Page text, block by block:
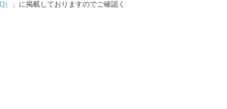
）」 に掲載しておりますのでご確認く